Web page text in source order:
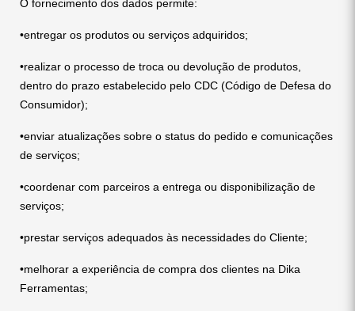
O fornecimento dos dados permite:
•entregar os produtos ou serviços adquiridos;
•realizar o processo de troca ou devolução de produtos,
dentro do prazo estabelecido pelo CDC (Código de Defesa do
Consumidor);
•enviar atualizações sobre o status do pedido e comunicações
de serviços;
•coordenar com parceiros a entrega ou disponibilização de
serviços;
•prestar serviços adequados às necessidades do Cliente;
•melhorar a experiência de compra dos clientes na Dika
Ferramentas;